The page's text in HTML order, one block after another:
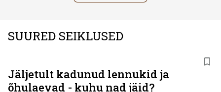
SUURED SEIKLUSED
Jäljetult kadunud lennukid ja
õhulaevad - kuhu nad jäid?